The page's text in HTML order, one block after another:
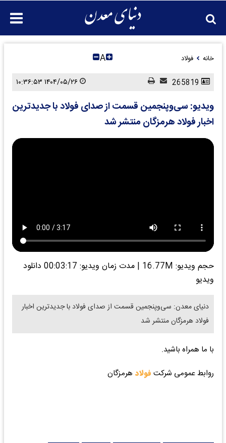
خانه فولاد A
ویدیو: سی‌وپنجمین قسمت از صدای فولاد با جدیدترین
اخبار فولاد هرمزگان منتشر شد
حجم ویدیو: 16.77M | مدت زمان ویدیو: 00:03:17
دانلود
ویدیو
دنیای معدن: سی‌وپنجمین قسمت از صدای فولاد با جدیدترین اخبار
فولاد هرمزگان منتشر شد
با ما همراه باشید.
روابط عمومی شرکت فولاد هرمزگان